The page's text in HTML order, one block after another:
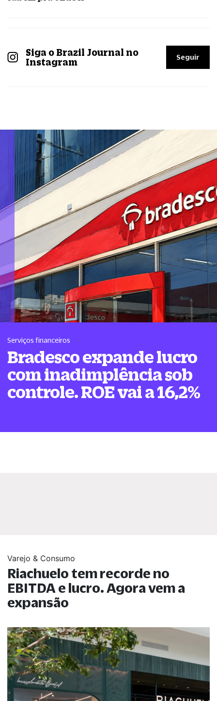
Siga o Brazil Journal no
Instagram
Seguir
Serviços financeiros
Bradesco expande lucro
com inadimplência sob
controle. ROE vai a 16,2%
Varejo & Consumo
Riachuelo tem recorde no
EBITDA e lucro. Agora vem a
expansão